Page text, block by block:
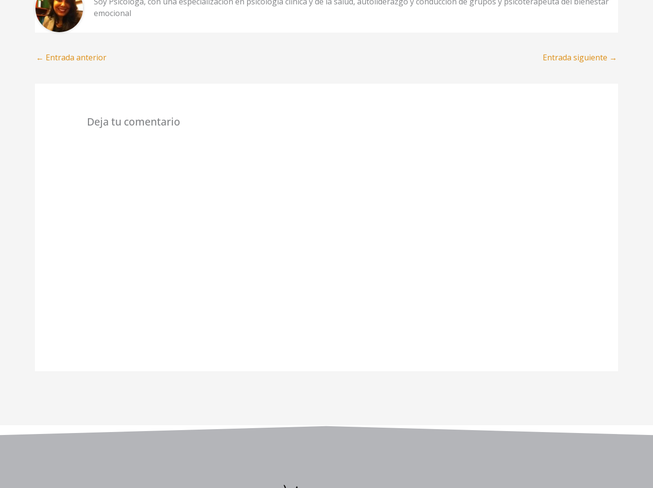
emocional
← Entrada anterior Entrada siguiente →
Deja tu comentario